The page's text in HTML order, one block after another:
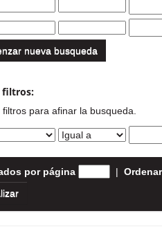
nueva busqueda
filtros:
filtros para afinar la busqueda.
por página |